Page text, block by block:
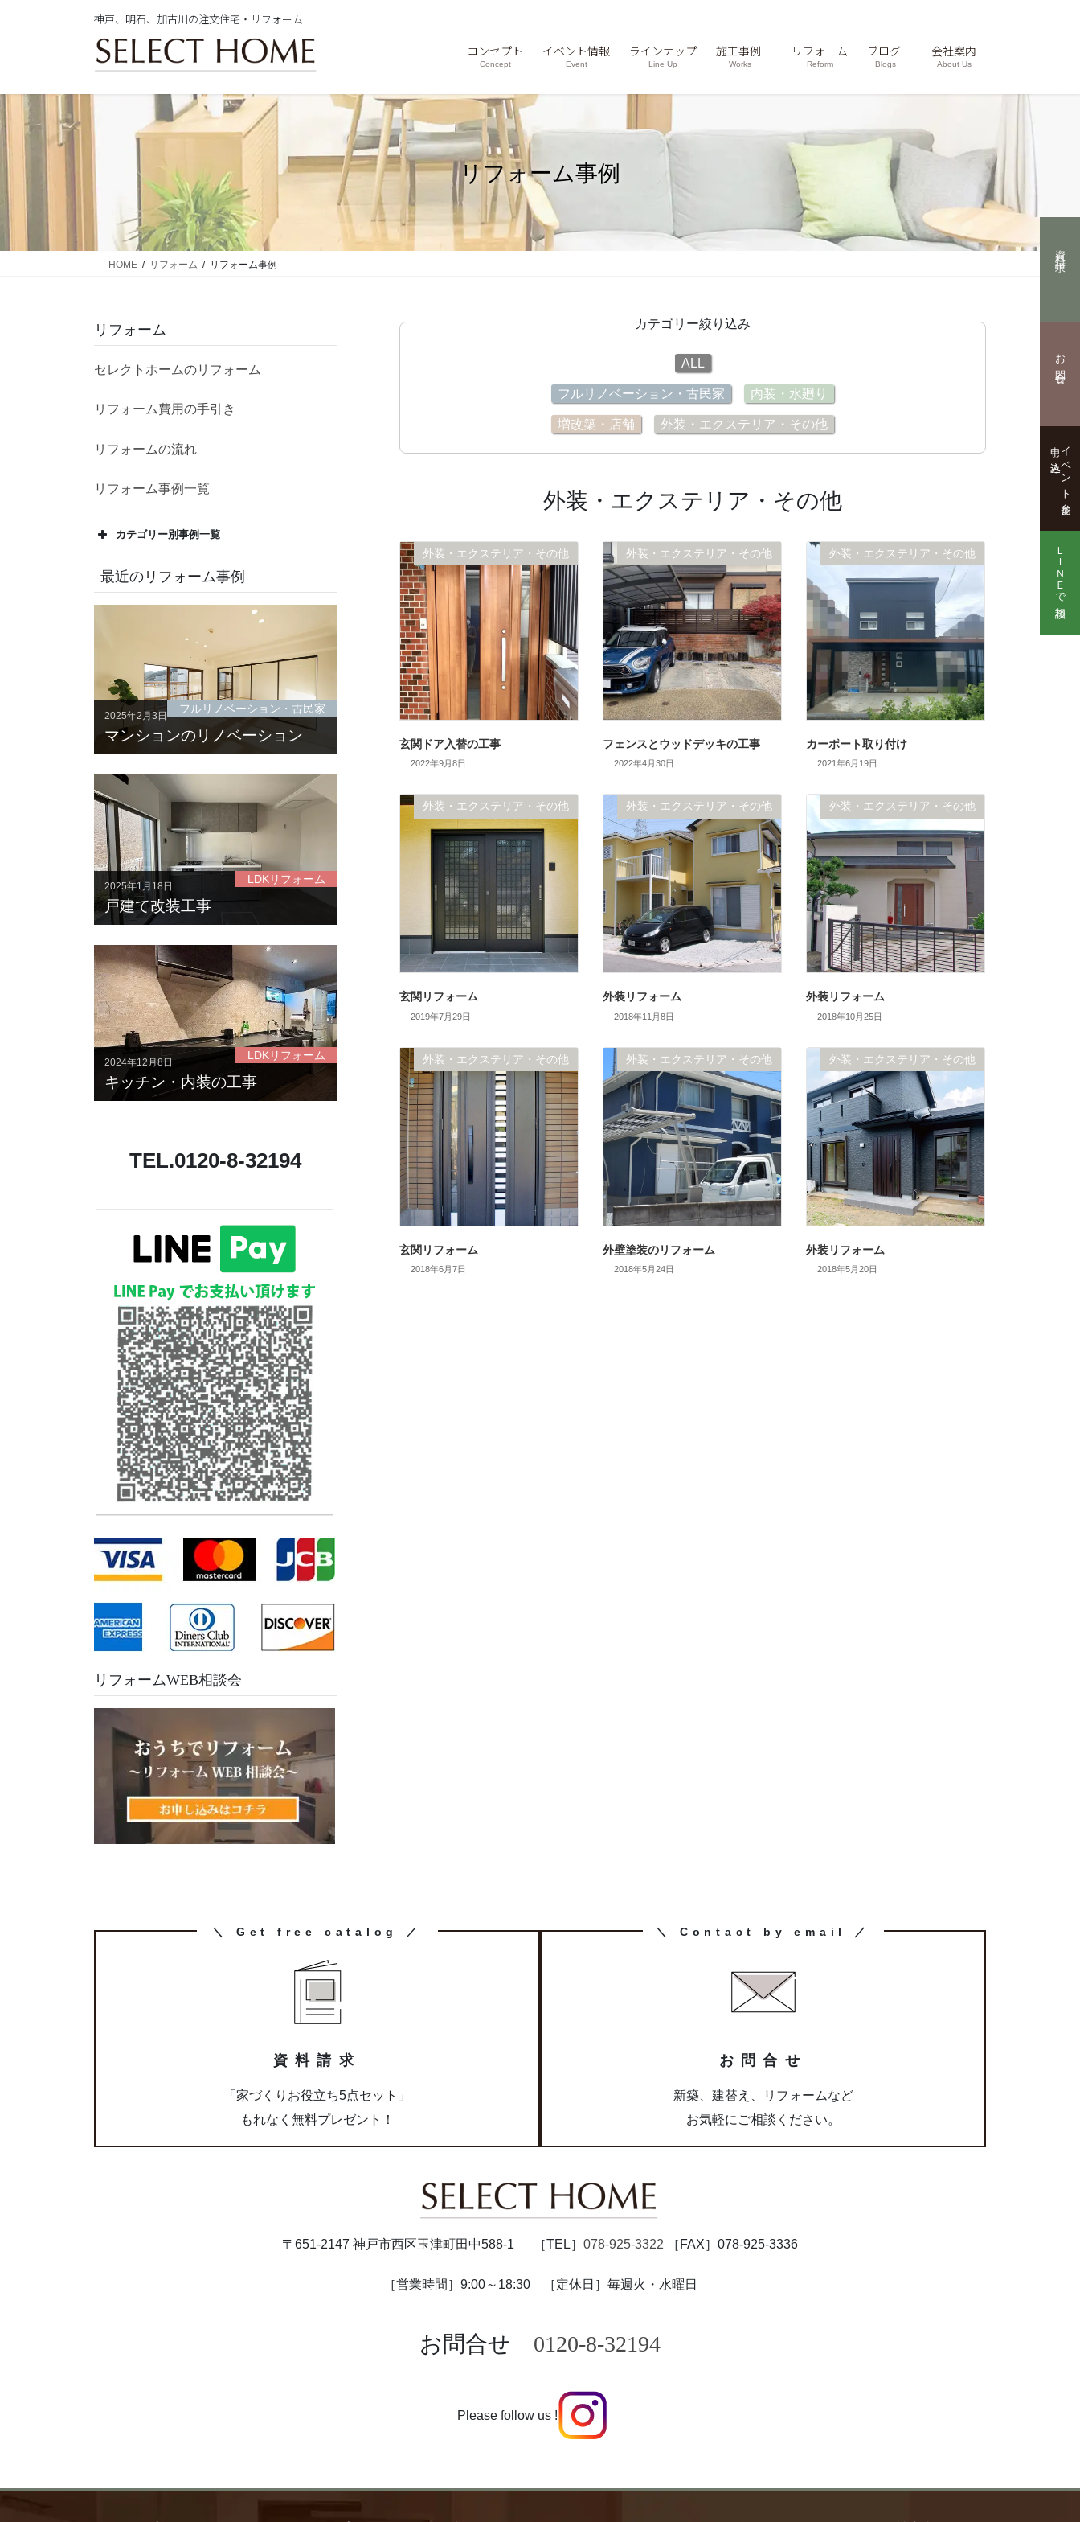
移
動
ン
に
移
神戸、明石、加古川の注文住宅・リフォーム
コンセプト
Concept
イベント情報
Event
ラインナップ
Line Up
施工事例
Works
リフォーム
Reform
ブログ
Blogs
会社案内
About Us
リフォーム事例
HOME リフォーム リフォーム事例
ALL
フルリノベーション・古民家 内装・水廻り
増改築・店舗 外装・エクステリア・その他
外装・エクステリア・その他
外装・エクステリア・その他
玄関ドア入替の工事
2022年9月8日
外装・エクステリア・その他
フェンスとウッドデッキの工事
2022年4月30日
外装・エクステリア・その他
カーポート取り付け
2021年6月19日
外装・エクステリア・その他
玄関リフォーム
2019年7月29日
外装・エクステリア・その他
外装リフォーム
2018年11月8日
外装・エクステリア・その他
外装リフォーム
2018年10月25日
外装・エクステリア・その他
玄関リフォーム
2018年6月7日
外装・エクステリア・その他
外壁塗装のリフォーム
2018年5月24日
外装・エクステリア・その他
外装リフォーム
2018年5月20日
リフォーム
セレクトホームのリフォーム
リフォーム費用の手引き
リフォームの流れ
リフォーム事例一覧
カテゴリー別事例一覧
最近のリフォーム事例
2025年2月3日
フルリノベーション・古民家
マンションのリノベーション
2025年1月18日
LDKリフォーム
戸建て改装工事
2024年12月8日
LDKリフォーム
キッチン・内装の工事
TEL.0120-8-32194
リフォームWEB相談会
カ
＼ Get free catalog ／
資料請求
「家づくりお役立ち5点セット」
もれなく無料プレゼント！
カ
＼ Contact by email ／
お問合せ
新築、建替え、リフォームなど
お気軽にご相談ください。
〒651-2147 神戸市西区玉津町田中588-1 ［TEL］ 078-925-3322 ［FAX］078-925-3336
［営業時間］9:00～18:30 ［定休日］毎週火・水曜日
お問合せ 0120-8-32194
Please follow us !
資料請求
お問合せ
イベント参加
申し込み
ＬＩＮＥで相談